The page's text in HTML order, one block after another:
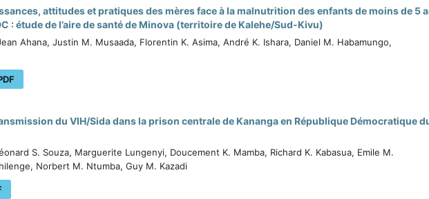
attitudes et pratiques des mères face à la malnutrition des enfants de moins de 5
: étude de l’aire de santé de Minova (territoire de Kalehe/Sud-Kivu)
Ahana, Justin M. Musaada, Florentin K. Asima, André K. Ishara, Daniel M. Habamungo,
du VIH/Sida dans la prison centrale de Kananga en République Démocratique
S. Souza, Marguerite Lungenyi, Doucement K. Mamba, Richard K. Kabasua, Emile M.
Norbert M. Ntumba, Guy M. Kazadi